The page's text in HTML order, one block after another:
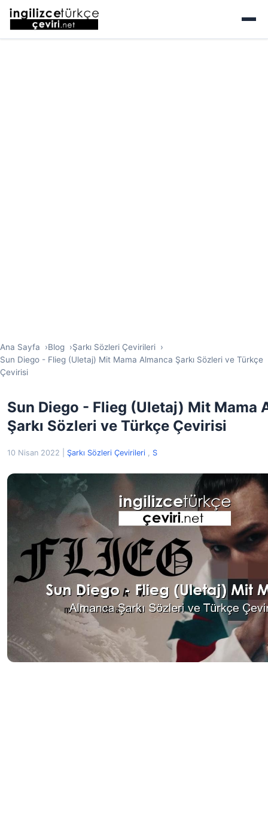
Ana Sayfa Blog
Şarkı Sözleri Çevirileri
Sun Diego - Flieg (Uletaj) Mit Mama Almanca Şarkı Sözleri ve Türkçe
Çevirisi
Sun Diego - Flieg (Uletaj) Mit Mama
Şarkı Sözleri ve Türkçe Çevirisi
10 Nisan 2022 Şarkı Sözleri Çevirileri , S